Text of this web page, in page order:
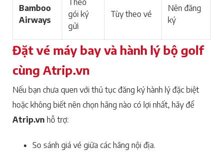
Bamboo
Airways
gói ký
gửi
Tùy theo vé
Nên đăng
ký
Đặt vé máy bay và hành lý bộ golf
cùng Atrip.vn
Nếu bạn chưa quen với thủ tục đăng ký hành lý đặc biệt
hoặc không biết nên chọn hãng nào có lợi nhất, hãy để
Atrip.vn hỗ trợ:
So sánh giá vé giữa các hãng nội địa.